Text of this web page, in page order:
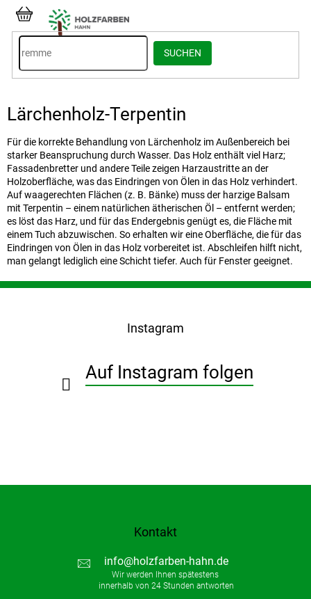
Inhalt
springen
SUCHEN
WARENKORB
Lärchenholz-Terpentin
Für die korrekte Behandlung von Lärchenholz im Außenbereich bei
starker Beanspruchung durch Wasser. Das Holz enthält viel Harz;
Fassadenbretter und andere Teile zeigen Harzaustritte an der
Holzoberfläche, was das Eindringen von Ölen in das Holz verhindert.
Auf waagerechten Flächen (z. B. Bänke) muss der harzige Balsam
mit Terpentin – einem natürlichen ätherischen Öl – entfernt werden;
es löst das Harz, und für das Endergebnis genügt es, die Fläche mit
einem Tuch abzuwischen. So erhalten wir eine Oberfläche, die für das
Eindringen von Ölen in das Holz vorbereitet ist. Abschleifen hilft nicht,
man gelangt lediglich eine Schicht tiefer. Auch für Fenster geeignet.
F
Instagram
Auf Instagram folgen
Kontakt
info@holzfarben-hahn.de